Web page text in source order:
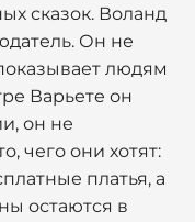
сказок. Воланд
Он не
людям
Варьете он
он не
чего они хотят:
платья, а
остаются в